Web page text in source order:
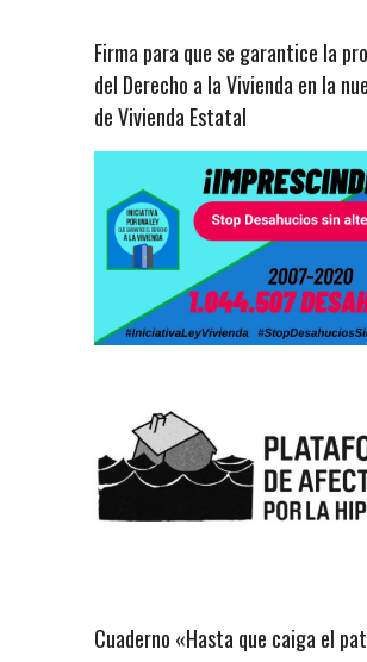
Firma para que se garantice la
del Derecho a la Vivienda en la
de Vivienda Estatal
Cuaderno «Hasta que caiga el